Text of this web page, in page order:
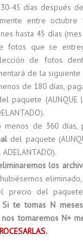
45 días después
entre
hasta 45 días
fotos que se
de fotos
de la siguiente
de 180 días,
paquete (AUNQUE
menos de 360
del paquete
los
precio del
Si te tomas N
tomaremos N+